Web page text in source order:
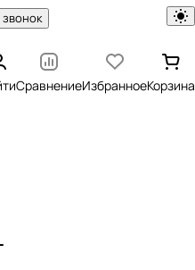
звонок
СравнениеИзбранноеКорзина